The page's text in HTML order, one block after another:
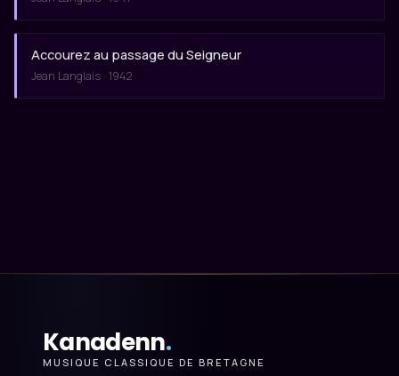
Accourez au passage du Seigneur
Jean Langlais · 1942
Kanadenn.
MUSIQUE CLASSIQUE DE BRETAGNE